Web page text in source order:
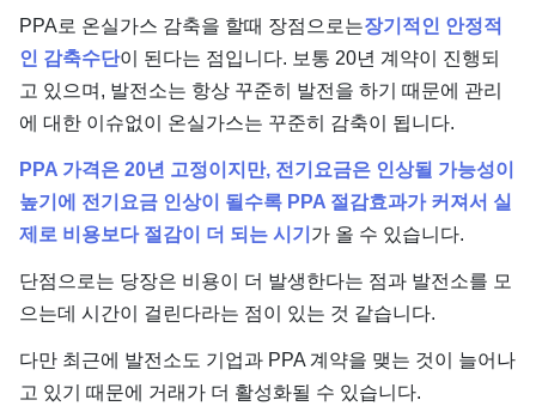
PPA로 온실가스 감축을 할때 장점으로는장기적인 안정적
인 감축수단이 된다는 점입니다. 보통 20년 계약이 진행되
고 있으며, 발전소는 항상 꾸준히 발전을 하기 때문에 관리
에 대한 이슈없이 온실가스는 꾸준히 감축이 됩니다.
PPA 가격은 20년 고정이지만, 전기요금은 인상될 가능성이
높기에 전기요금 인상이 될수록 PPA 절감효과가 커져서 실
제로 비용보다 절감이 더 되는 시기 가 올 수 있습니다.
단점으로는 당장은 비용이 더 발생한다는 점과 발전소를 모
으는데 시간이 걸린다라는 점이 있는 것 같습니다.
다만 최근에 발전소도 기업과 PPA 계약을 맺는 것이 늘어나
고 있기 때문에 거래가 더 활성화될 수 있습니다.